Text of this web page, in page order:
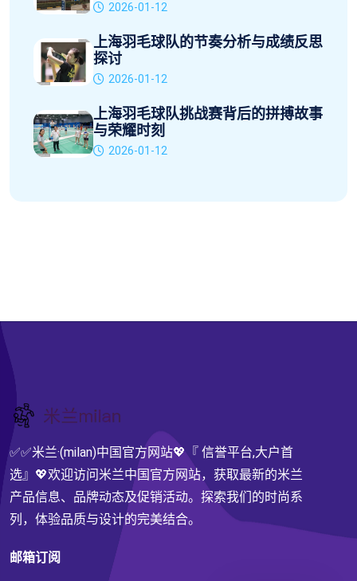
2026-01-12
上海羽毛球队的节奏分析与成绩反思
探讨
2026-01-12
上海羽毛球队挑战赛背后的拼搏故事
与荣耀时刻
2026-01-12
✅✅米兰·(milan)中国官方网站💖『 信誉平台,大户首
选』💖欢迎访问米兰中国官方网站，获取最新的米兰
产品信息、品牌动态及促销活动。探索我们的时尚系
列，体验品质与设计的完美结合。
邮箱订阅